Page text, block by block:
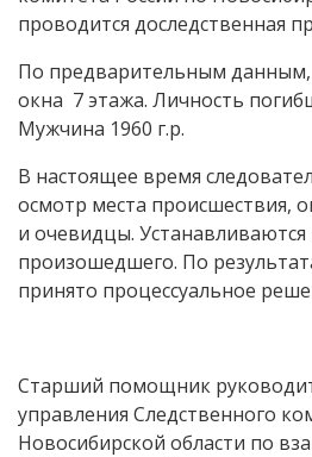
проводится доследственная
По предварительным
окна 7 этажа. Личность
Мужчина 1960 г.р.
В настоящее время
осмотр места происшествия,
и очевидцы. Устанавливаются
произошедшего. По
принято процессуальное
Старший помощник
управления Следственного
Новосибирской области по